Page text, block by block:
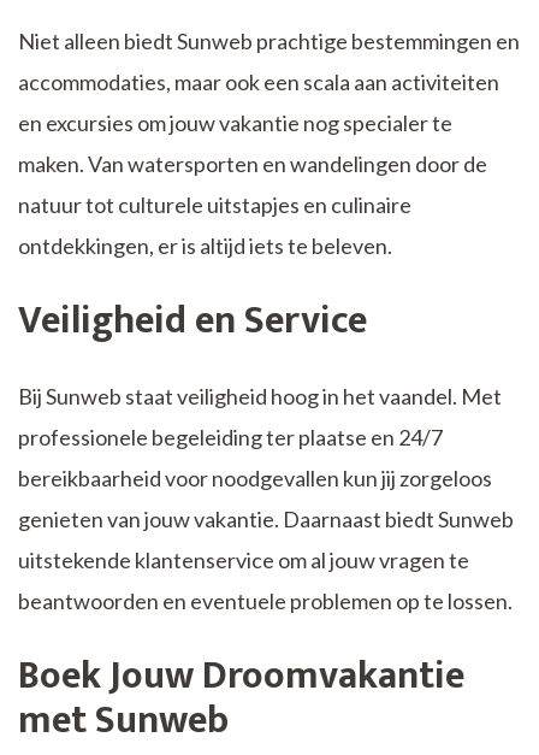
Niet alleen biedt Sunweb prachtige bestemmingen en
accommodaties, maar ook een scala aan activiteiten
en excursies om jouw vakantie nog specialer te
maken. Van watersporten en wandelingen door de
natuur tot culturele uitstapjes en culinaire
ontdekkingen, er is altijd iets te beleven.
Veiligheid en Service
Bij Sunweb staat veiligheid hoog in het vaandel. Met
professionele begeleiding ter plaatse en 24/7
bereikbaarheid voor noodgevallen kun jij zorgeloos
genieten van jouw vakantie. Daarnaast biedt Sunweb
uitstekende klantenservice om al jouw vragen te
beantwoorden en eventuele problemen op te lossen.
Boek Jouw Droomvakantie
met Sunweb